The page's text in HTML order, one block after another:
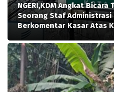
NGERI,KDM Angkat Bicara
Seorang Staf Administrasi
Berkomentar Kasar Atas